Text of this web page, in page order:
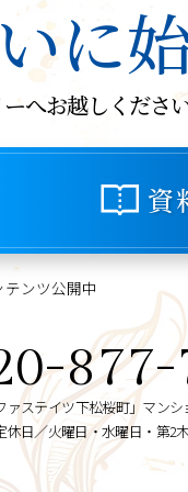
に
へお越しくださ
資
ンツ公開中
ァステイツ下松桜町」マン
日／火曜日・水曜日・第2